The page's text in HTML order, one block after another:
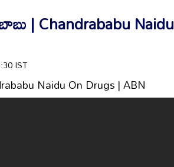
| Chandrababu Naidu
IST
Naidu On Drugs | ABN